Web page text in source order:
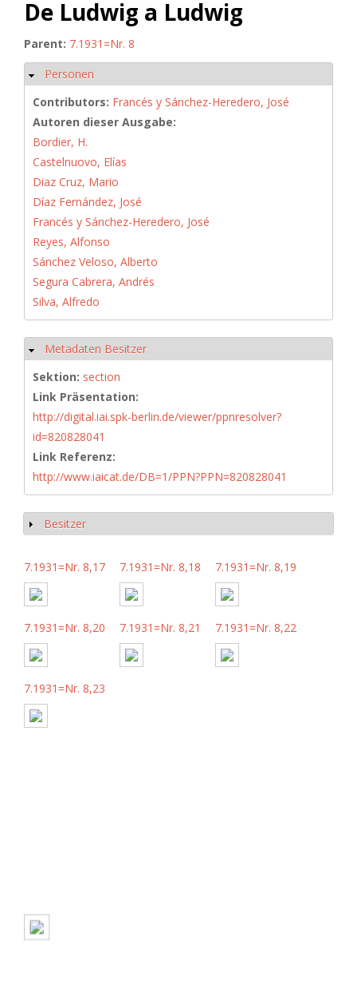
De Ludwig a Ludwig
Parent: 7.1931=Nr. 8
Hide
Personen
Contributors: Francés y Sánchez-Heredero, José
Autoren dieser Ausgabe:
Bordier, H.
Castelnuovo, Elías
Diaz Cruz, Mario
Díaz Fernández, José
Francés y Sánchez-Heredero, José
Reyes, Alfonso
Sánchez Veloso, Alberto
Segura Cabrera, Andrés
Silva, Alfredo
Hide
Metadaten Besitzer
Sektion: section
Link Präsentation:
http://digital.iai.spk-berlin.de/viewer/ppnresolver?
id=820828041
Link Referenz:
http://www.iaicat.de/DB=1/PPN?PPN=820828041
Show
Besitzer
7.1931=Nr. 8,17 7.1931=Nr. 8,18 7.1931=Nr. 8,19
7.1931=Nr. 8,20 7.1931=Nr. 8,21 7.1931=Nr. 8,22
7.1931=Nr. 8,23